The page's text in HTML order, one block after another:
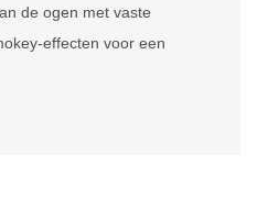
de ogen met vaste
effecten voor een